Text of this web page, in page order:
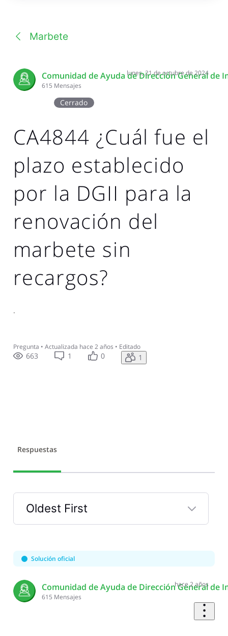
Marbete
Comunidad de Ayuda de Dirección General de
615 Mensajes
lunes, 21 de octubre de 2024
Cerrado
CA4844 ¿Cuál fue el
plazo establecido
por la DGII para la
renovación del
marbete sin
recargos?
.
Pregunta • Actualizada hace 2 años • Editado
663 1 0 1
Respuestas
Oldest First
Selected
First
Solución oficial
Comunidad de Ayuda de Dirección General de
615 Mensajes
hace 2 años